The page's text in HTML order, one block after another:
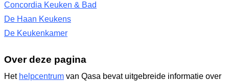
Concordia Keuken & Bad
De Haan Keukens
De Keukenkamer
Over deze pagina
Het helpcentrum van Qasa bevat uitgebreide informatie over